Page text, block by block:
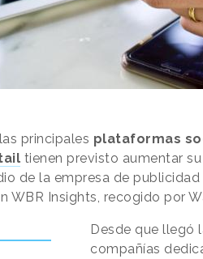
principales plataformas
tienen previsto aumentar
de la empresa de
WBR Insights, recogido por
Desde que llegó
compañías